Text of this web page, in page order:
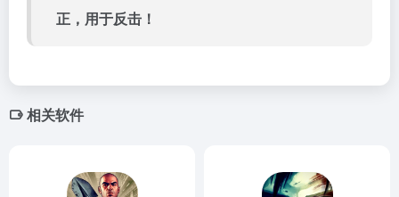
正，用于反击！
相关软件